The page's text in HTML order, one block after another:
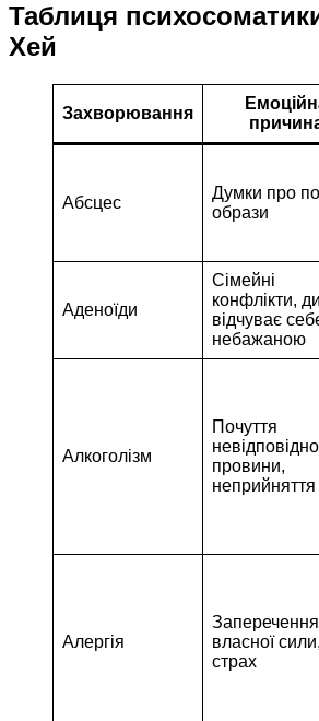
Таблиця
Хей
Захворювання
Абсцес
Думки про
образи
Аденоїди
Сімейні
конфлікти,
відчуває
небажаною
Алкоголізм
Почуття
провини,
Алергія
Заперечення
власної сили,
страх